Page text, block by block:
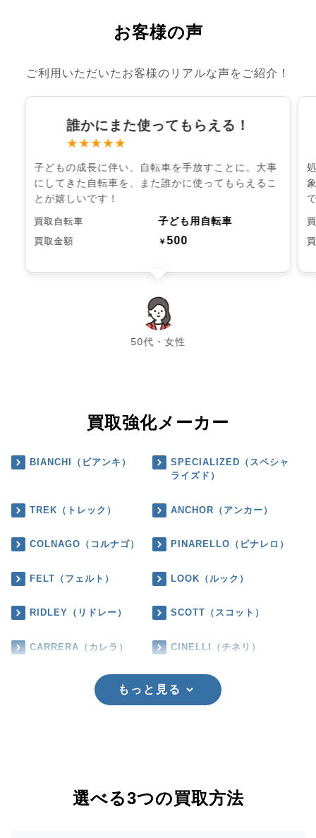
お客様の声
ご利用いただいたお客様のリアルな声をご紹介！
誰かにまた使ってもらえる！
★★★★★
子どもの成長に伴い、自転車を手放すことに。大事
にしてきた自転車を、また誰かに使ってもらえるこ
とが嬉しいです！
買取自転車 子ども用自転車
買取金額 ￥500
50代・女性
chevron_left chevron_right
買取強化メーカー
BIANCHI（ビアンキ）
SPECIALIZED（スペシャ
ライズド）
TREK（トレック） ANCHOR（アンカー）
COLNAGO（コルナゴ） PINARELLO（ピナレロ）
FELT（フェルト） LOOK（ルック）
RIDLEY（リドレー） SCOTT（スコット）
CARRERA（カレラ） CINELLI（チネリ）
もっと見る
選べる3つの買取方法